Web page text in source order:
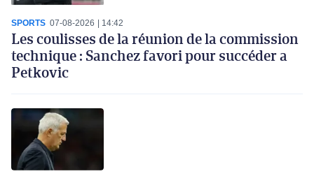
SPORTS 07-08-2026 14:42
Les coulisses de la réunion de la commission
technique : Sanchez favori pour succéder a
Petkovic